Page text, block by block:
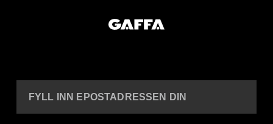
FYLL INN EPOSTADRESSEN DIN